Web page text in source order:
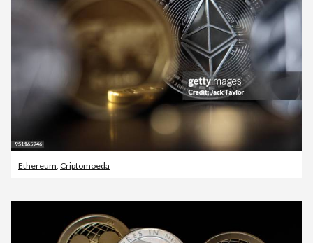
Ethereum, Criptomoeda